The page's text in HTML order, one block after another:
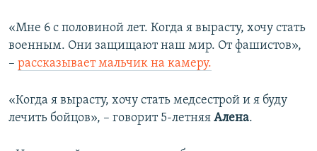
«Мне 6 с половиной лет. Когда я вырасту, хочу стать
военным. Они защищают наш мир. От фашистов»,
– рассказывает мальчик на камеру.
«Когда я вырасту, хочу стать медсестрой и я буду
лечить бойцов», – говорит 5-летняя Алена.